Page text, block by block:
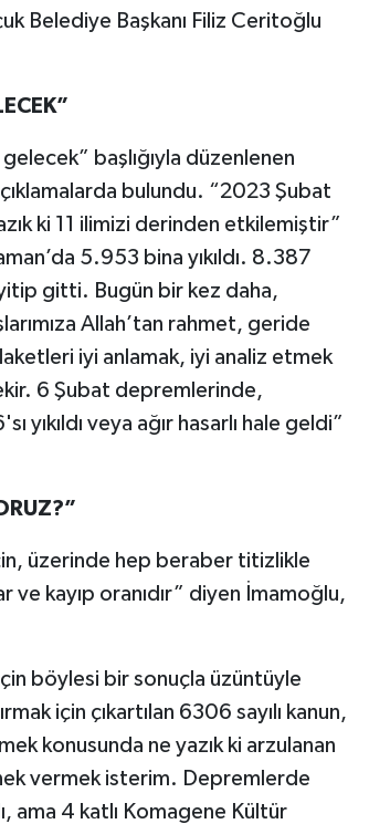
Belediye Başkanı Filiz Ceritoğlu
başlığıyla düzenlenen
bulundu. “2023 Şubat
ki 11 ilimizi derinden etkilemiştir”
5.953 bina yıkıldı. 8.387
yitip gitti. Bugün bir kez daha,
Allah’tan rahmet, geride
iyi anlamak, iyi analiz etmek
6 Şubat depremlerinde,
yıkıldı veya ağır hasarlı hale geldi”
üzerinde hep beraber titizlikle
kayıp oranıdır” diyen İmamoğlu,
böylesi bir sonuçla üzüntüyle
için çıkartılan 6306 sayılı kanun,
konusunda ne yazık ki arzulanan
vermek isterim. Depremlerde
ama 4 katlı Komagene Kültür